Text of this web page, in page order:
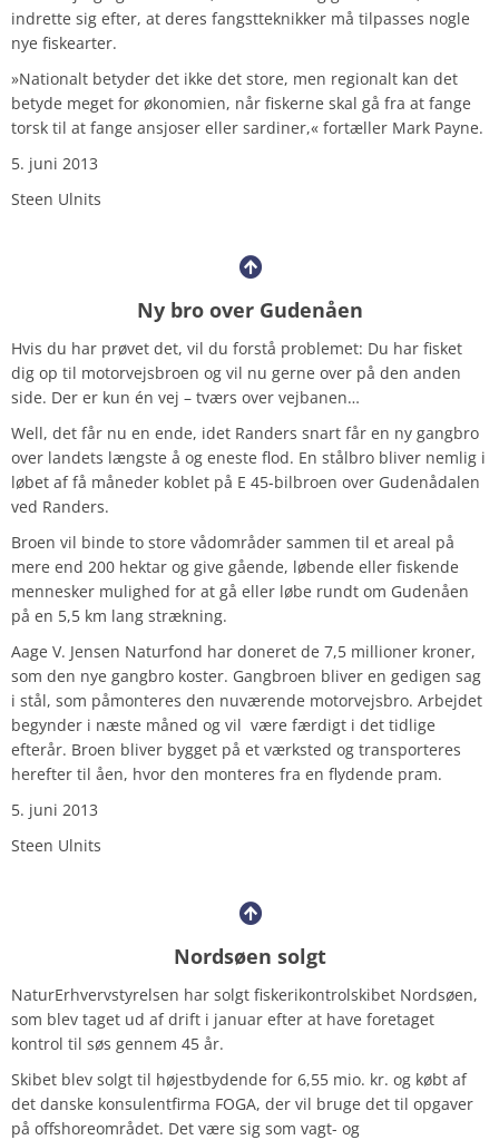
indrette sig efter, at deres fangstteknikker må tilpasses nogle
nye fiskearter.
»Nationalt betyder det ikke det store, men regionalt kan det
betyde meget for økonomien, når fiskerne skal gå fra at fange
torsk til at fange ansjoser eller sardiner,« fortæller Mark Payne.
5. juni 2013
Steen Ulnits
Ny bro over Gudenåen
Hvis du har prøvet det, vil du forstå problemet: Du har fisket
dig op til motorvejsbroen og vil nu gerne over på den anden
side. Der er kun én vej – tværs over vejbanen…
Well, det får nu en ende, idet Randers snart får en ny gangbro
over landets længste å og eneste flod. En stålbro bliver nemlig i
løbet af få måneder koblet på E 45-bilbroen over Gudenådalen
ved Randers.
Broen vil binde to store vådområder sammen til et areal på
mere end 200 hektar og give gående, løbende eller fiskende
mennesker mulighed for at gå eller løbe rundt om Gudenåen
på en 5,5 km lang strækning.
Aage V. Jensen Naturfond har doneret de 7,5 millioner kroner,
som den nye gangbro koster. Gangbroen bliver en gedigen sag
i stål, som påmonteres den nuværende motorvejsbro. Arbejdet
begynder i næste måned og vil være færdigt i det tidlige
efterår. Broen bliver bygget på et værksted og transporteres
herefter til åen, hvor den monteres fra en flydende pram.
5. juni 2013
Steen Ulnits
Nordsøen solgt
NaturErhvervstyrelsen har solgt fiskerikontrolskibet Nordsøen,
som blev taget ud af drift i januar efter at have foretaget
kontrol til søs gennem 45 år.
Skibet blev solgt til højestbydende for 6,55 mio. kr. og købt af
det danske konsulentfirma FOGA, der vil bruge det til opgaver
på offshoreområdet. Det være sig som vagt- og